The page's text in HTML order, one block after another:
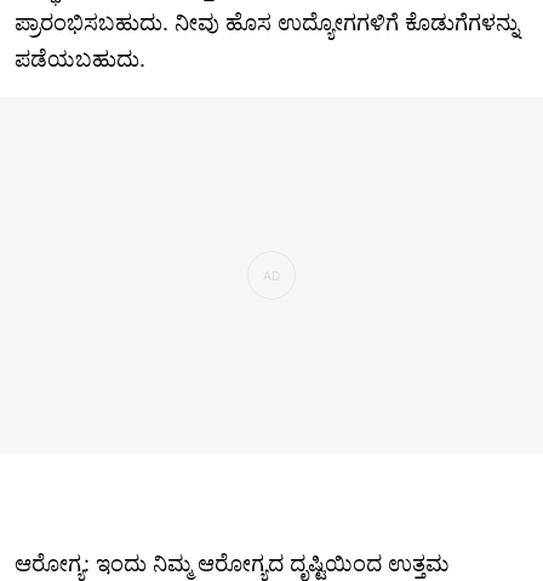
ಪ್ರಾರಂಭಿಸಬಹುದು. ನೀವು ಹೊಸ ಉದ್ಯೋಗಗಳಿಗೆ ಕೊಡುಗೆಗಳನ್ನು
ಪಡೆಯಬಹುದು.
ಆರೋಗ್ಯ: ಇಂದು ನಿಮ್ಮ ಆರೋಗ್ಯದ ದೃಷ್ಟಿಯಿಂದ ಉತ್ತಮ